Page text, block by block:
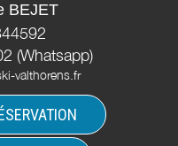
BEJET
(Whatsapp)
valthorens.fr